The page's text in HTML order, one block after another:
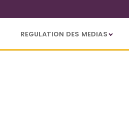
REGULATION DES MEDIAS